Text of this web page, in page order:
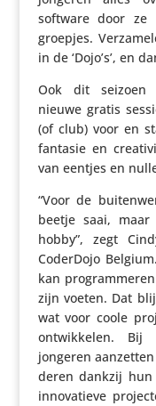
software door
groepjes.
in de ‘Dojo’s’, en
Ook dit seizoen
nieuwe gratis
(of club) voor en
fantasie en
van eentjes en
“Voor de
beetje saai,
hobby”, zegt
CoderDojo
kan
zijn voeten. Dat
wat voor coole
ontwik­kelen. Bij
jongeren
deren dankzij
inno­va­tieve